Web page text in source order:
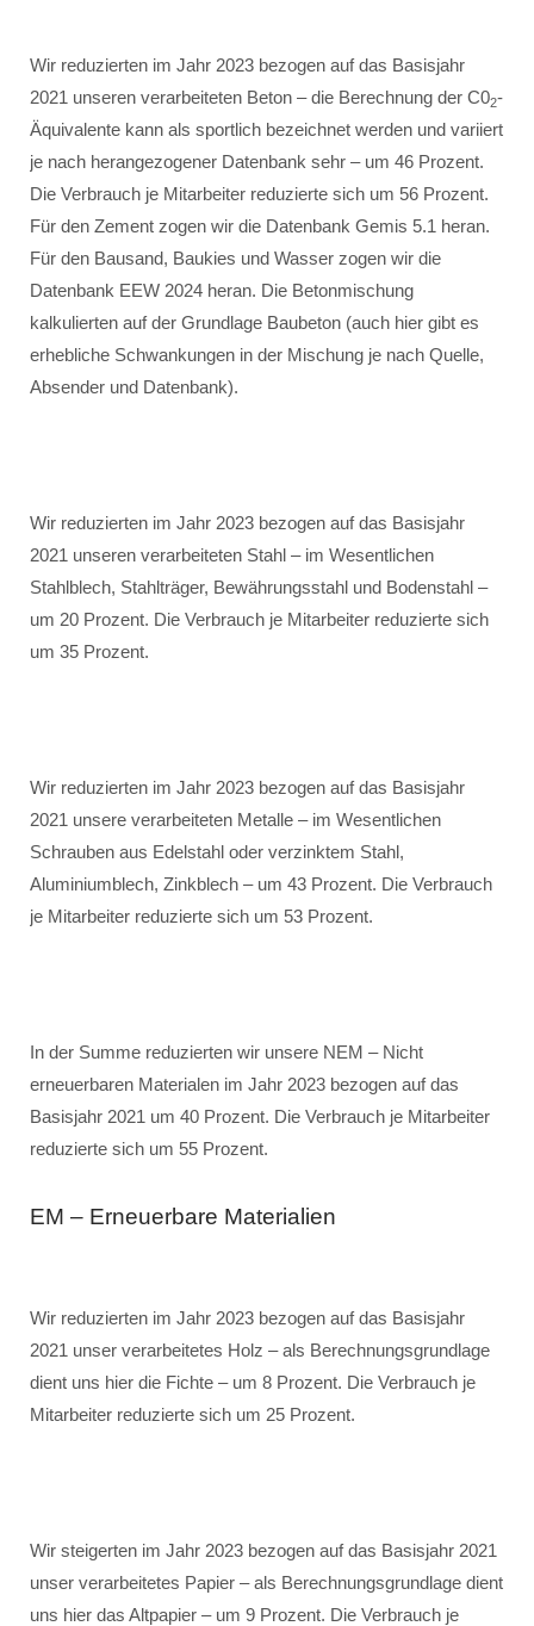
Wir reduzierten im Jahr 2023 bezogen auf das Basisjahr
2021 unseren verarbeiteten Beton – die Berechnung der C02-
Äquivalente kann als sportlich bezeichnet werden und variiert
je nach herangezogener Datenbank sehr – um 46 Prozent.
Die Verbrauch je Mitarbeiter reduzierte sich um 56 Prozent.
Für den Zement zogen wir die Datenbank Gemis 5.1 heran.
Für den Bausand, Baukies und Wasser zogen wir die
Datenbank EEW 2024 heran. Die Betonmischung
kalkulierten auf der Grundlage Baubeton (auch hier gibt es
erhebliche Schwankungen in der Mischung je nach Quelle,
Absender und Datenbank).
Wir reduzierten im Jahr 2023 bezogen auf das Basisjahr
2021 unseren verarbeiteten Stahl – im Wesentlichen
Stahlblech, Stahlträger, Bewährungsstahl und Bodenstahl –
um 20 Prozent. Die Verbrauch je Mitarbeiter reduzierte sich
um 35 Prozent.
Wir reduzierten im Jahr 2023 bezogen auf das Basisjahr
2021 unsere verarbeiteten Metalle – im Wesentlichen
Schrauben aus Edelstahl oder verzinktem Stahl,
Aluminiumblech, Zinkblech – um 43 Prozent. Die Verbrauch
je Mitarbeiter reduzierte sich um 53 Prozent.
In der Summe reduzierten wir unsere NEM – Nicht
erneuerbaren Materialen im Jahr 2023 bezogen auf das
Basisjahr 2021 um 40 Prozent. Die Verbrauch je Mitarbeiter
reduzierte sich um 55 Prozent.
EM – Erneuerbare Materialien
Wir reduzierten im Jahr 2023 bezogen auf das Basisjahr
2021 unser verarbeitetes Holz – als Berechnungsgrundlage
dient uns hier die Fichte – um 8 Prozent. Die Verbrauch je
Mitarbeiter reduzierte sich um 25 Prozent.
Wir steigerten im Jahr 2023 bezogen auf das Basisjahr 2021
unser verarbeitetes Papier – als Berechnungsgrundlage dient
uns hier das Altpapier – um 9 Prozent. Die Verbrauch je